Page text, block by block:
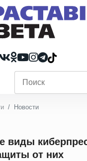
Новости
виды
от них